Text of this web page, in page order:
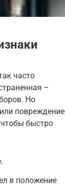
часто
–
Но
повреждение
быстро
в положение